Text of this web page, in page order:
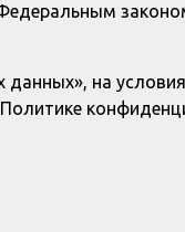
данных», на